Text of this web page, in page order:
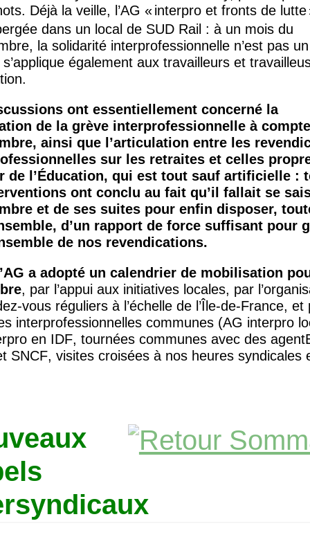
Déjà la veille, l’AG «interpro et fronts de lutte
dans un local de SUD Rail : à un mois du
la solidarité interprofessionnelle n’est pas
également aux travailleurs et
ont essentiellement concerné la
de la grève interprofessionnelle à
ainsi que l’articulation entre les
sur les retraites et celles
de l’Éducation, qui est tout sauf artificielle :
ont conclu au fait qu’il fallait se
et de ses suites pour enfin disposer,
d’un rapport de force suffisant pour
de nos revendications.
AG a adopté un calendrier de mobilisation
, par l’appui aux initiatives locales, par
vous réguliers à l’échelle de l’Île-de-France, et
interprofessionnelles communes (AG interpro
en IDF, tournées communes avec des
SNCF, visites croisées à nos heures syndicales